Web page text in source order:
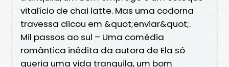
vitalício de chai latte. Mas uma codorna
travessa clicou em &quot;enviar&quot;.
Mil passos ao sul – Uma comédia
romântica inédita da autora de Ela só
queria uma vida tranquila, um bom